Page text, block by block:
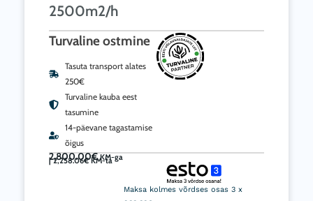
2500m2/h
Turvaline ostmine
Tasuta transport alates
250€
Turvaline kauba eest
tasumine
14-päevane tagastamise
õigus
2,800.00€ KM-ga
|2,258.06€KM-ta
Maksa kolmes võrdses osas 3 x
Kaugkütte
diiselpuhur